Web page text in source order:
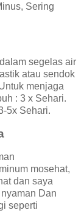
Sering
segelas air
atau sendok
menjaga
: 3 x Sehari.
5x Sehari.
mosehat,
dan saya
Dan
seperti